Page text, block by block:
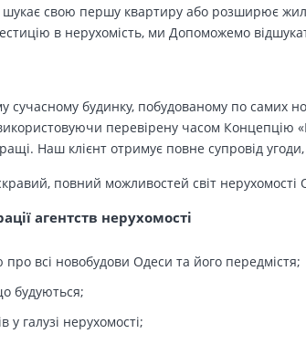
свою першу квартиру або розширює
в нерухомість, ми Допоможемо
сучасному будинку, побудованому по самих
перевірену часом Концепцію
Наш клієнт отримує повне супровід
повний можливостей світ
агентств нерухомості
всі новобудови Одеси та його передмістя;
будуються;
у галузі нерухомості;